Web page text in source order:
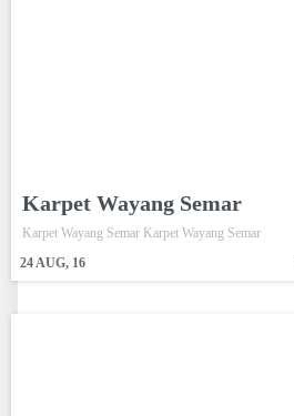
Karpet Wayang Semar
24AUG, 16
Karpet Wayang Semar Karpet Wayang Semar